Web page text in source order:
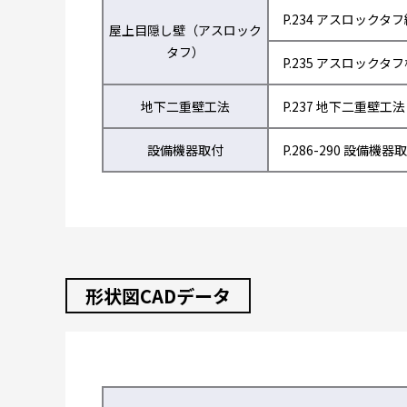
屋上目隠し壁（アスロック
タフ）
P.234 アスロックタ
P.235 アスロックタ
地下二重壁工法 P.237 地下二重壁工法
設備機器取付 P.286-290 設備機器
形状図CADデータ